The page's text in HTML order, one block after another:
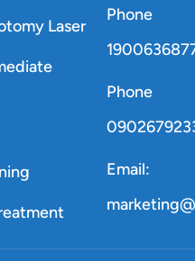
Laser
Phone
Phone
Email: